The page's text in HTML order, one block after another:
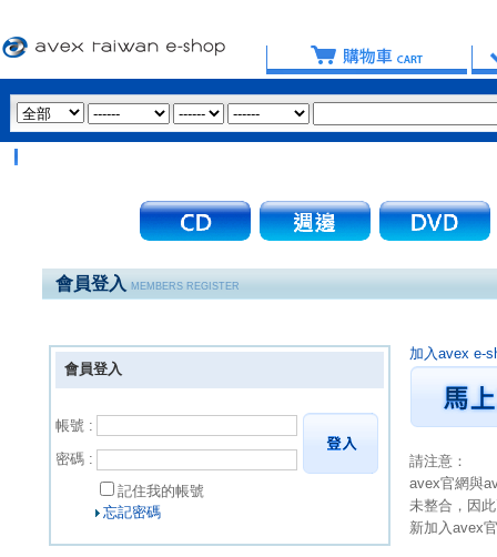
會員登入MEMBERS REGISTER
會員登入
帳號 :
密碼 :
記住我的帳號
忘記密碼
加入avex e-
請注意：
avex官網與
未整合，因
新加入avex